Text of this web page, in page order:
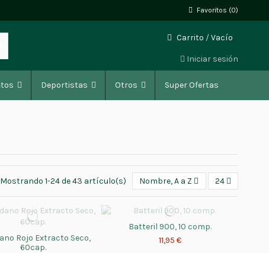
Favoritos (0)
Carrito /Vacío
Iniciar sesión
Deportistas Otros Super Ofertas
Mostrando 1-24 de 43 artículo(s) Nombre, A a Z 24
Rojo Extracto Seco,
60cap.
Batteril 900, 10 comp.
11,95 €